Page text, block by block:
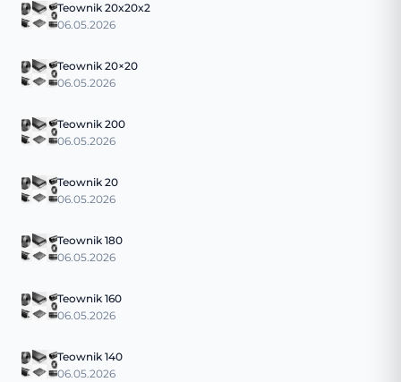
Teownik 20x20x2
06.05.2026
Teownik 20×20
06.05.2026
Teownik 200
06.05.2026
Teownik 20
06.05.2026
Teownik 180
06.05.2026
Teownik 160
06.05.2026
Teownik 140
06.05.2026